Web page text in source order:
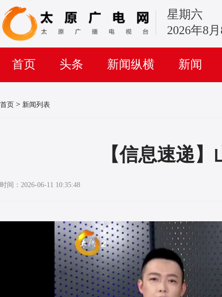
星期六
2026年8
首页 头条 新闻纵横 新闻
首页 > 新闻列表
【信息速递
时间：2026-06-11 10:35:48